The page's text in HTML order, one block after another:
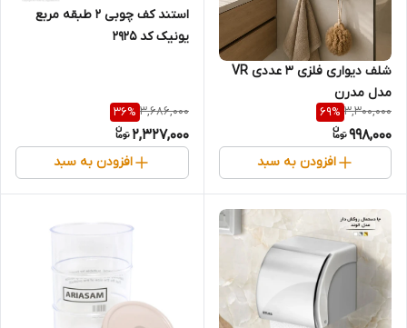
شلف دیواری فلزی ۳ عددی VR
مدل مدرن
3,300,000
69%
998,000
افزودن به سبد
استند کف چوبی 2 طبقه مربع
یونیک کد 2925
3,686,000
36%
2,327,000
افزودن به سبد